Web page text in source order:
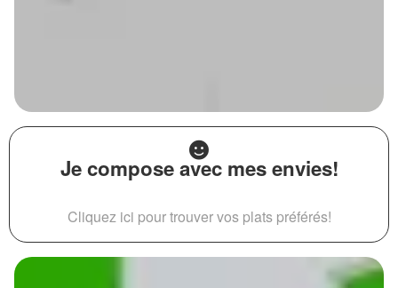
Je compose avec mes envies!
Cliquez ici pour trouver vos plats préférés!